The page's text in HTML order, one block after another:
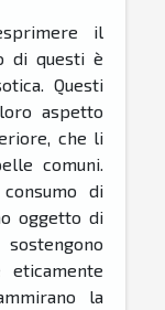
il
di questi è
Questi
aspetto
che li
comuni.
di
oggetto di
la